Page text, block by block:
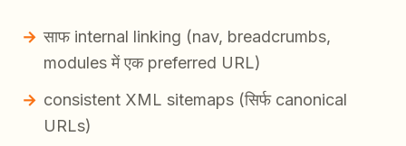
साफ internal linking (nav, breadcrumbs,
modules में एक preferred URL)
consistent XML sitemaps (सिर्फ canonical
URLs)